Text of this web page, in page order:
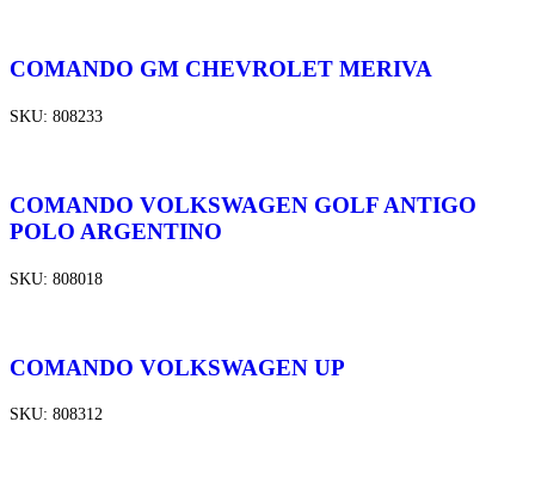
COMANDO GM CHEVROLET MERIVA
SKU: 808233
COMANDO VOLKSWAGEN GOLF ANTIGO
POLO ARGENTINO
SKU: 808018
COMANDO VOLKSWAGEN UP
SKU: 808312